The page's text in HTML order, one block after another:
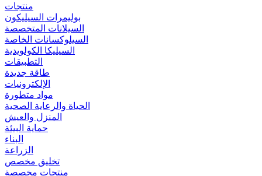
منتجات
بوليمرات السيليكون
السيلانات المتخصصة
السيلوكسانات الخاصة
السيليكا الكولويدية
التطبيقات
طاقة جديدة
الإلكترونيات
مواد متطورة
الحياة والرعاية الصحية
المنزل والعيش
حماية البيئة
البناء
الزراعة
تخليق مخصص
منتجات مخصصة